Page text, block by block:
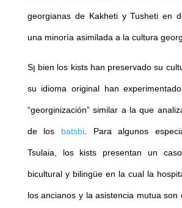
georgianas de Kakheti y Tusheti en
una minoría asimilada a la cultura
Sן bien los kists han preservado su cultura, tradiciones y
su idioma original han
“georginización” similar a la que
de los batsbi . Para algunos
Tsulaia, los kists presentan un
bicultural y bilingüe en la cual la
los ancianos y la asistencia mutua son